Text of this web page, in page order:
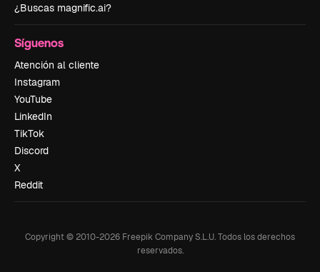
¿Buscas magnific.ai?
Síguenos
Atención al cliente
Instagram
YouTube
LinkedIn
TikTok
Discord
X
Reddit
Copyright © 2010-2026 Freepik Company S.L.U.Todos los derechos
reservados.